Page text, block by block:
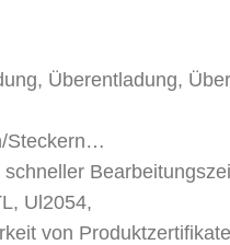
Überentladung,
Steckern…
Ul2054,
von